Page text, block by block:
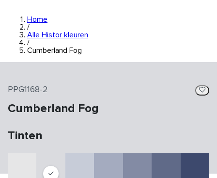
Home
/
Alle Histor kleuren
/
Cumberland Fog
PPG1168-2
Cumberland Fog
Tinten